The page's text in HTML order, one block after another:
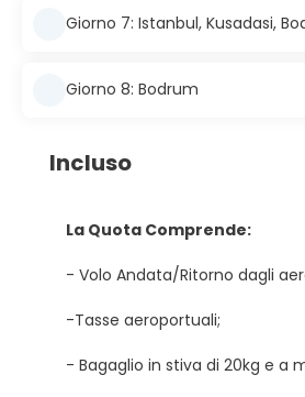
Giorno 7: Istanbul, Kusadasi,
Giorno 8: Bodrum
Incluso
La Quota Comprende:
- Volo Andata/Ritorno dagli
-Tasse aeroportuali;
- Bagaglio in stiva di 20kg e a